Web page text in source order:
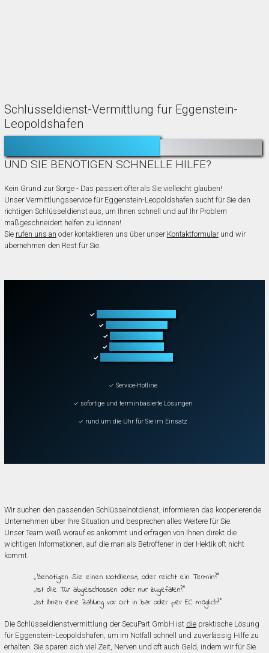
Schlüsseldienst-Vermittlung für Eggenstein-
Leopoldshafen
TÜR ZUGEFALLEN?
UND SIE BENÖTIGEN SCHNELLE HILFE?
Kein Grund zur Sorge - Das passiert öfter als Sie vielleicht glauben!
Unser Vermittlungsservice für Eggenstein-Leopoldshafen sucht für Sie den
richtigen Schlüsseldienst aus, um Ihnen schnell und auf Ihr Problem
maßgeschneidert helfen zu können!
Sie rufen uns an oder kontaktieren uns über unser Kontaktformularund wir
übernehmen den Rest für Sie.
✓
✓
✓
✓
✓
✓ Service-Hotline
✓ sofortige und terminbasierte Lösungen
✓ rund um die Uhr für Sie im Einsatz
Wir suchen den passenden Schlüsselnotdienst, informieren das kooperierende
Unternehmen über Ihre Situation und besprechen alles Weitere für Sie.
Unser Team weiß worauf es ankommt und erfragen von Ihnen direkt die
wichtigen Informationen, auf die man als Betroffener in der Hektik oft nicht
kommt.
„Benötigen Sie einen Notdienst, oder reicht ein Termin?”
„Ist die Tür abgeschlossen oder nur zugefallen?”
„Ist Ihnen eine Zahlung vor Ort in bar oder per EC möglich?”
Die Schlüsseldienstvermittlung der SecuPart GmbH ist diepraktische Lösung
für Eggenstein-Leopoldshafen, um im Notfall schnell und zuverlässig Hilfe zu
erhalten. Sie sparen sich viel Zeit, Nerven und oft auch Geld, indem wir für Sie